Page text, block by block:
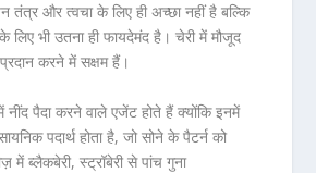
तंत्र और त्वचा के लिए ही अच्छा नहीं है बल्कि
लिए भी उतना ही फायदेमंद है। चेरी में मौजूद
प्रदान करने में सक्षम हैं।
नींद पैदा करने वाले एजेंट होते हैं क्योंकि इनमें
पदार्थ होता है, जो सोने के पैटर्न को
में ब्लैकबेरी, स्ट्रॉबेरी से पांच गुना